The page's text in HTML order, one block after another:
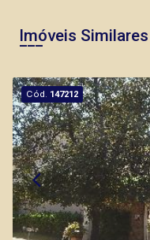
Imóveis Similares
Cód. 147212